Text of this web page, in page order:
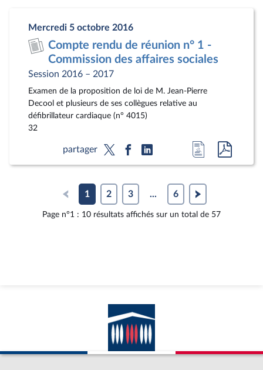
document
Mercredi 5 octobre 2016
Compte rendu de réunion n° 1 -
Commission des affaires sociales
Session 2016 – 2017
Examen de la proposition de loi de M. Jean-Pierre
Decool et plusieurs de ses collègues relative au
défibrillateur cardiaque (n° 4015)
32
partager
Accéder
à
page
du
au
format
1 2 3 ... 6
Page n°1 : 10 résultats affichés sur un total de 57